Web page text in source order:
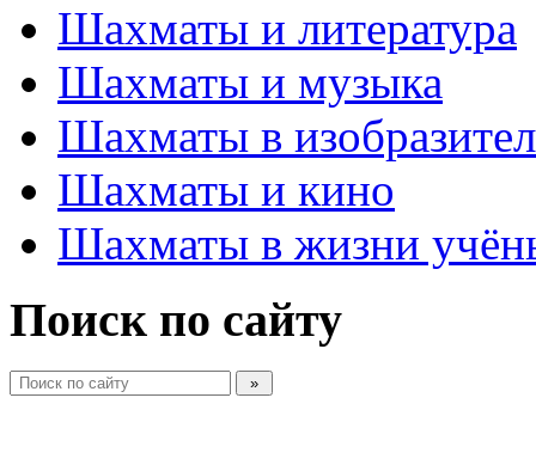
Шахматы и литература
Шахматы и музыка
Шахматы в
Шахматы и кино
Шахматы в жизни
Поиск по сайту